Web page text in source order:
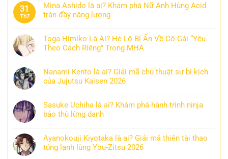
31
Th7
Mina Ashido là ai? Khám phá Nữ Anh Hùng Acid
tràn đầy năng lượng
Toga Himiko Là Ai? Hé Lộ Bí Ẩn Về Cô Gái “Yêu
Theo Cách Riêng” Trong MHA
Nanami Kento là ai? Giải mã chú thuật sư bi kịch
của Jujutsu Kaisen 2026
Sasuke Uchiha là ai? Khám phá hành trình ninja
báo thù lừng danh
Ayanokouji Kiyotaka là ai? Giải mã thiên tài thao
túng lạnh lùng You-Zitsu 2026